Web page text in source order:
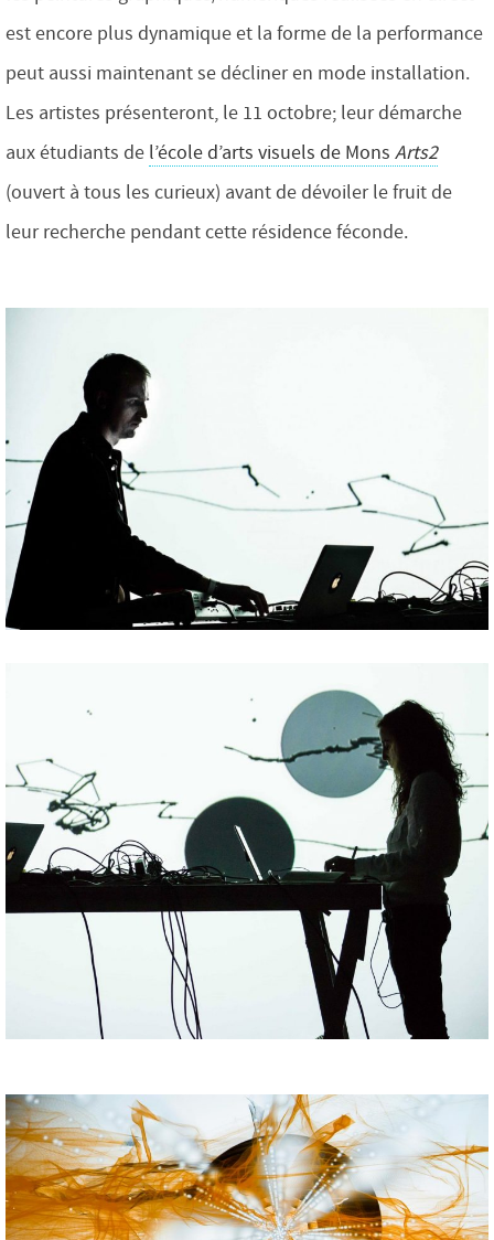
est encore plus dynamique et la forme de la performance
peut aussi maintenant se décliner en mode installation.
Les artistes présenteront, le 11 octobre; leur démarche
aux étudiants de l’école d’arts visuels de Mons Arts2
(ouvert à tous les curieux) avant de dévoiler le fruit de
leur recherche pendant cette résidence féconde.